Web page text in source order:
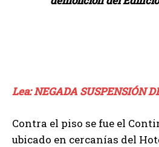
Lea: NEGADA SUSPENSIÓN
Contra el piso se fue el
ubicado en cercanías del